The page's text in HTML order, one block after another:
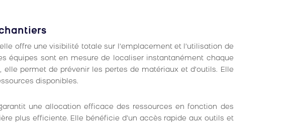
offre une visibilité totale sur l’emplacement et l’utilisation de
équipes sont en mesure de localiser instantanément chaque
permet de prévenir les pertes de matériaux et d’outils. Elle
disponibles.
une allocation efficace des ressources en fonction des
plus efficiente. Elle bénéficie d’un accès rapide aux outils et